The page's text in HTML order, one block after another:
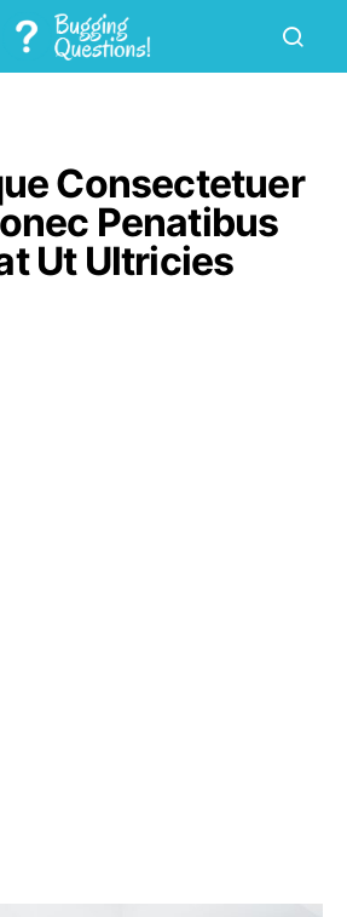
Consectetuer
Penatibus
Ut Ultricies